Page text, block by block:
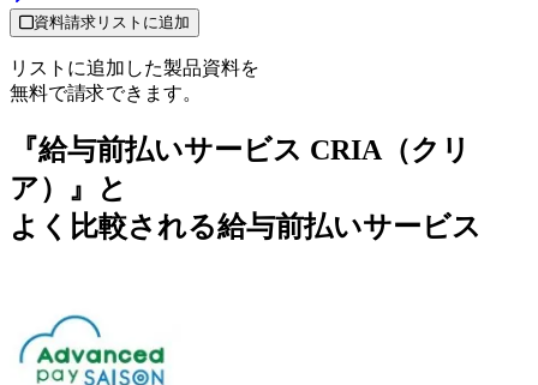
資料請求リストに追加
リストに追加した製品資料を
無料で請求できます。
『給与前払いサービス CRIA（クリ
ア）』と
よく比較される給与前払いサービス